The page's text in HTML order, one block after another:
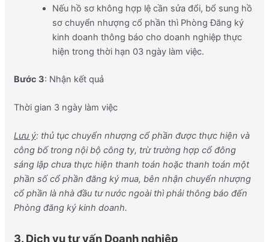
Nếu hồ sơ không hợp lệ cần sửa đổi, bổ sung hồ
sơ chuyển nhượng cổ phần thì Phòng Đăng ký
kinh doanh thông báo cho doanh nghiệp thực
hiện trong thời hạn 03 ngày làm việc.
Bước 3: Nhận kết quả
Thời gian 3 ngày làm việc
Lưu ý: thủ tục chuyển nhượng cổ phần được thực hiện và
công bố trong nội bộ công ty, trừ trường hợp cổ đông
sáng lập chưa thực hiện thanh toán hoặc thanh toán một
phần số cổ phần đăng ký mua, bên nhận chuyển nhượng
cổ phần là nhà đầu tư nước ngoài thì phải thông báo đến
Phòng đăng ký kinh doanh.
3. Dịch vụ tư vấn Doanh nghiệp